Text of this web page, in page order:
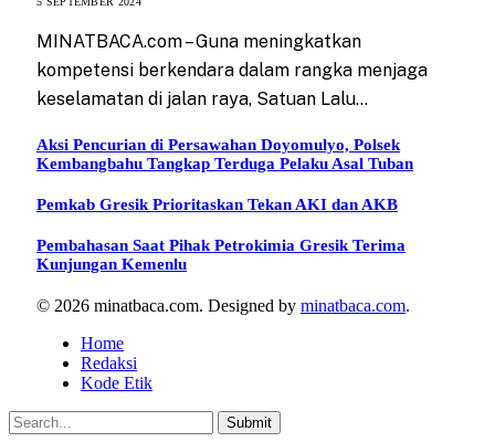
MINATBACA.com – Guna meningkatkan
kompetensi berkendara dalam rangka menjaga
keselamatan di jalan raya, Satuan Lalu…
Aksi Pencurian di Persawahan Doyomulyo, Polsek
Kembangbahu Tangkap Terduga Pelaku Asal Tuban
Pemkab Gresik Prioritaskan Tekan AKI dan AKB
Pembahasan Saat Pihak Petrokimia Gresik Terima
Kunjungan Kemenlu
© 2026 minatbaca.com. Designed by minatbaca.com.
Home
Redaksi
Kode Etik
Submit